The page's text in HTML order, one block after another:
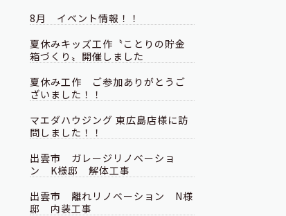
8月 イベント情報！！
夏休みキッズ工作〝ことりの貯金
箱づくり〟開催しました
夏休み工作 ご参加ありがとうご
ざいました！！
マエダハウジング 東広島店様に訪
問しました！！
出雲市 ガレージリノベーショ
ン K様邸 解体工事
出雲市 離れリノベーション N様
邸 内装工事